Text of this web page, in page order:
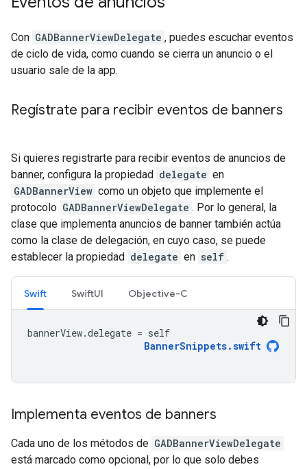
Con GADBannerViewDelegate , puedes escuchar eventos
de ciclo de vida, como cuando se cierra un anuncio o el
usuario sale de la app.
Regístrate para recibir eventos de banners
Si quieres registrarte para recibir eventos de anuncios de
banner, configura la propiedad delegate en
GADBannerView como un objeto que implemente el
protocolo GADBannerViewDelegate . Por lo general, la
clase que implementa anuncios de banner también actúa
como la clase de delegación, en cuyo caso, se puede
establecer la propiedad delegate en self .
Swift SwiftUI Objective-C
bannerView.delegate = self
BannerSnippets.swift
Implementa eventos de banners
Cada uno de los métodos de GADBannerViewDelegate
está marcado como opcional, por lo que solo debes